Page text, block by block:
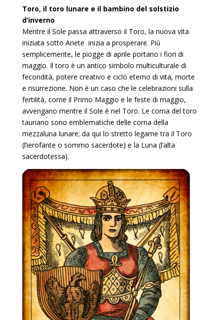
Toro, il toro lunare e il bambino del solstizio
d’inverno
Mentre il Sole passa attraverso il Toro, la nuova vita
iniziata sotto Ariete inizia a prosperare. Più
semplicemente, le piogge di aprile portano i fiori di
maggio. Il toro è un antico simbolo multiculturale di
fecondità, potere creativo e ciclo eterno di vita, morte
e risurrezione. Non è un caso che le celebrazioni sulla
fertilità, come il Primo Maggio e le feste di maggio,
avvengano mentre il Sole è nel Toro. Le corna del toro
tauriano sono emblematiche delle corna della
mezzaluna lunare; da qui lo stretto legame tra il Toro
(l’ierofante o sommo sacerdote) e la Luna (l’alta
sacerdotessa).